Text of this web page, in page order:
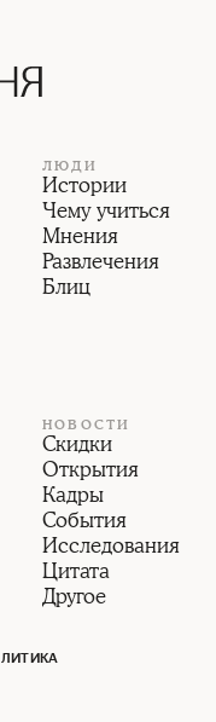
ЛЮДИ
Истории
Чему учиться
Мнения
Развлечения
Блиц
НОВОСТИ
Скидки
Открытия
Кадры
События
Исследования
Цитата
Другое